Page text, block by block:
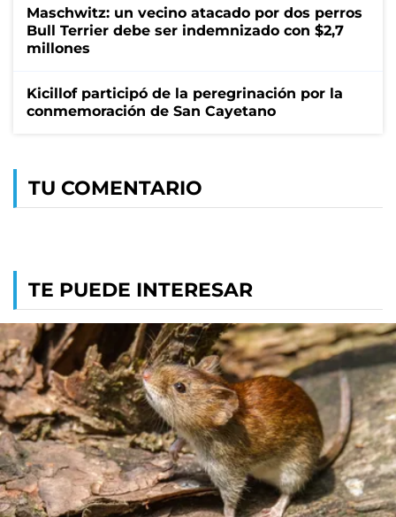
Maschwitz: un vecino atacado por dos perros
Bull Terrier debe ser indemnizado con $2,7
millones
Kicillof participó de la peregrinación por la
conmemoración de San Cayetano
TU COMENTARIO
TE PUEDE INTERESAR